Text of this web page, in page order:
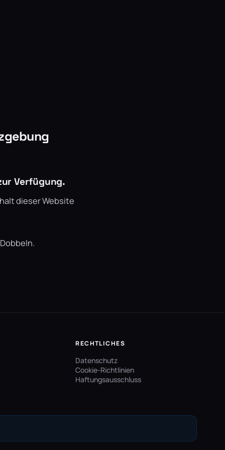
Verfügung.
dieser Website
RECHTLICHES
Datenschutz
Cookie-Richtlinien
Haftungsausschluss